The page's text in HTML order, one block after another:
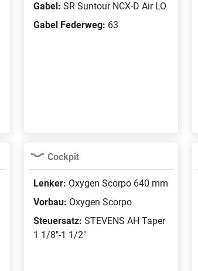
Gabel: SR Suntour NCX-D Air LO
Gabel Federweg: 63
Cockpit
Lenker: Oxygen Scorpo 640 mm
Vorbau: Oxygen Scorpo
Steuersatz: STEVENS AH Taper
1 1/8"-1 1/2"